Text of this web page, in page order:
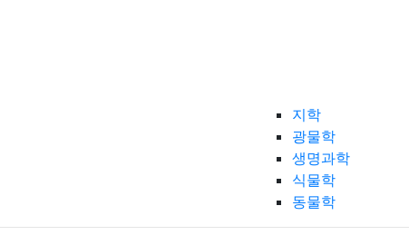
지학
광물학
생명과학
식물학
동물학